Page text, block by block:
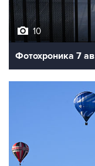
10
Фотохроника 7